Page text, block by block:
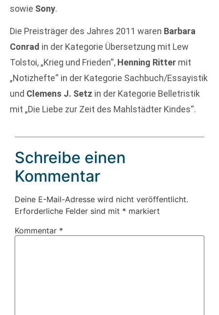
sowie Sony.
Die Preisträger des Jahres 2011 waren Barbara
Conrad in der Kategorie Übersetzung mit Lew
Tolstoi, „Krieg und Frieden“, Henning Ritter mit
„Notizhefte“ in der Kategorie Sachbuch/Essayistik
und Clemens J. Setz in der Kategorie Belletristik
mit „Die Liebe zur Zeit des Mahlstädter Kindes“.
Schreibe einen
Kommentar
Deine E-Mail-Adresse wird nicht veröffentlicht.
Erforderliche Felder sind mit * markiert
Kommentar *